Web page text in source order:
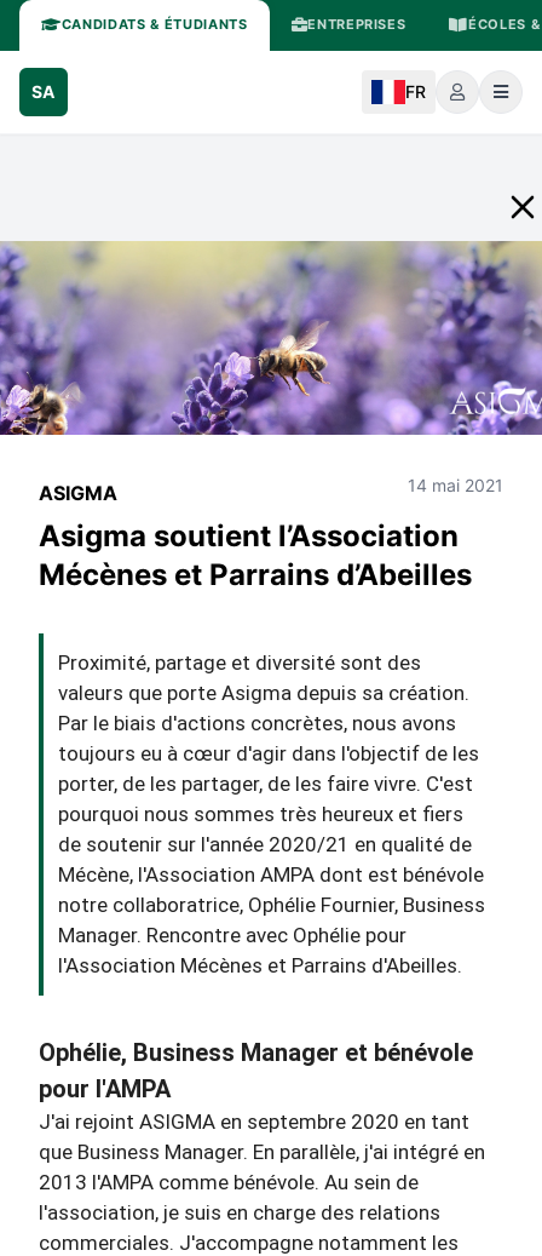
CANDIDATS & ÉTUDIANTS ENTREPRISES ÉCOLES
SA FR
14 mai 2021
ASIGMA
Asigma soutient l’Association
Mécènes et Parrains d’Abeilles
Proximité, partage et diversité sont des
valeurs que porte Asigma depuis sa création.
Par le biais d'actions concrètes, nous avons
toujours eu à cœur d'agir dans l'objectif de les
porter, de les partager, de les faire vivre. C'est
pourquoi nous sommes très heureux et fiers
de soutenir sur l'année 2020/21 en qualité de
Mécène, l'Association AMPA dont est bénévole
notre collaboratrice, Ophélie Fournier, Business
Manager. Rencontre avec Ophélie pour
l'Association Mécènes et Parrains d'Abeilles.
Ophélie, Business Manager et bénévole
pour l'AMPA
J'ai rejoint ASIGMA en septembre 2020 en tant
que Business Manager. En parallèle, j'ai intégré en
2013 l'AMPA comme bénévole. Au sein de
l'association, je suis en charge des relations
commerciales. J'accompagne notamment les